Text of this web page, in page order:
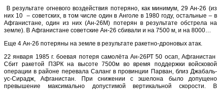
В результате огневого воздействия потеряно, как минимум, 29 Ан-26 (из
них 10 ­ – советских, в том числе один в Анголе в 1980 году, остальные – в
Афганистане, один из них (Ан-26М) потерян в результате обстрела на
земле). В Афганистане советские Ан-26 сбивали и на 7500 м, и на 8000…
Еще 4 Ан-26 потеряны на земле в результате ракетно-дроновых атак.
22 января 1985 г. боевая потеря самолёта Ан-26РТ 50 осап, Афганистан
Сбит ракетой ПЗРК на высоте 7500м во время поддержки войсковой
операции в районе перевала Саланг в провинции Парван, близ Джабаль-
ус-Сирадж, Афганистан. При снижении с эшелона было допущено
превышение максимально допустимой вертикальной скорости. В